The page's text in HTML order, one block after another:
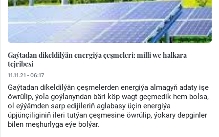
Gaýtadan dikeldilýän energiýa çeşmeleri: milli we halkara
tejribesi
11.11.21 - 06:17
Gaýtadan dikeldilýän çeşmelerden energiýa almagyň adaty işe
öwrülip, ýola goýlanyndan bäri köp wagt geçmedik hem bolsa,
ol eýýämden sarp edijileriň aglabasy üçin energiýa
üpjünçiliginiň ileri tutýan çeşmesine öwrülip, ýokary depginler
bilen meşhurlyga eýe bolýar.